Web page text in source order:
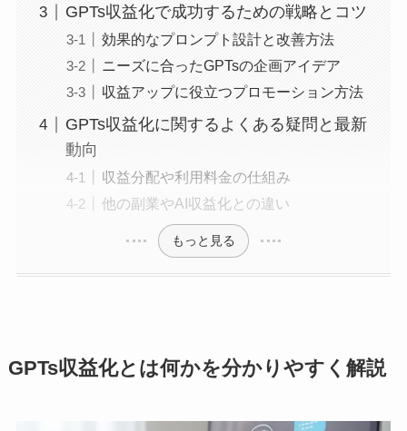
GPTs収益化で成功するための戦略とコツ
効果的なプロンプト設計と改善方法
ニーズに合ったGPTsの企画アイデア
収益アップに役立つプロモーション方法
GPTs収益化に関するよくある疑問と最新
動向
収益分配や利用料金の仕組み
他の副業やAI収益化との違い
もっと見る
GPTs収益化とは何かを分かりやすく解説